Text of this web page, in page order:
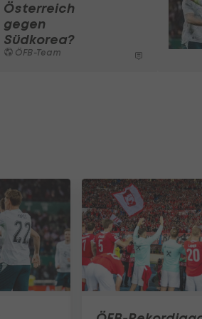
Österreich
gegen
Südkorea?
ÖFB-Team